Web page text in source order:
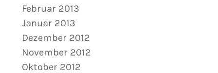
Februar 2013
Januar 2013
Dezember 2012
November 2012
Oktober 2012